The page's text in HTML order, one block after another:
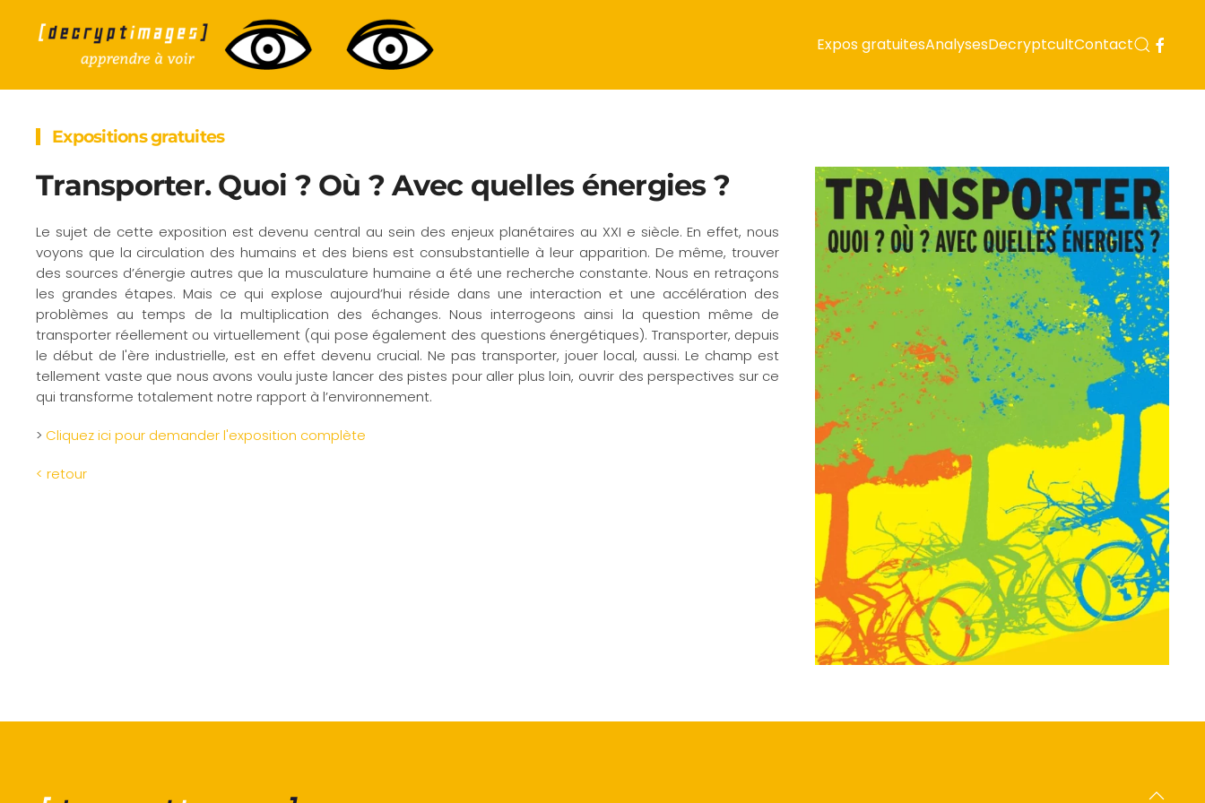
Accéder au contenu principal Expos gratuitesAnalysesDecryptcultContact
Expositions gratuites
Transporter. Quoi ? Où ? Avec quelles énergies ?
Le sujet de cette exposition est devenu central au sein des enjeux planétaires au XXI e siècle. En effet, nous
voyons que la circulation des humains et des biens est consubstantielle à leur apparition. De même, trouver
des sources d’énergie autres que la musculature humaine a été une recherche constante. Nous en retraçons
les grandes étapes. Mais ce qui explose aujourd’hui réside dans une interaction et une accélération des
problèmes au temps de la multiplication des échanges. Nous interrogeons ainsi la question même de
transporter réellement ou virtuellement (qui pose également des questions énergétiques). Transporter, depuis
le début de l'ère industrielle, est en effet devenu crucial. Ne pas transporter, jouer local, aussi. Le champ est
tellement vaste que nous avons voulu juste lancer des pistes pour aller plus loin, ouvrir des perspectives sur ce
qui transforme totalement notre rapport à l’environnement.
> Cliquez ici pour demander l'exposition complète
< retour